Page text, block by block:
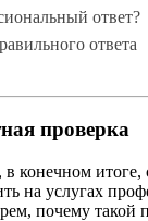
ответ?
ответа
проверка
в конечном
услугах
почему такой